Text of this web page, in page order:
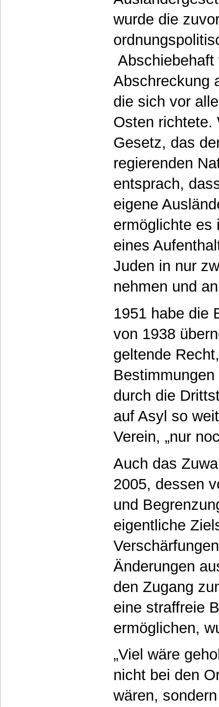
wurde die
Abschreckung
die sich vor
Osten richtete.
Gesetz, das
regierenden
entsprach,
eigene
ermöglichte es
eines
Juden in nur
nehmen und
1951 habe die
von 1938
geltende
durch die
auf Asyl so
Verein, „nur
Auch das
2005, dessen
und
eigentliche
Änderungen
den Zugang
eine straffreie
ermöglichen,
„Viel wäre
nicht bei den
wären,